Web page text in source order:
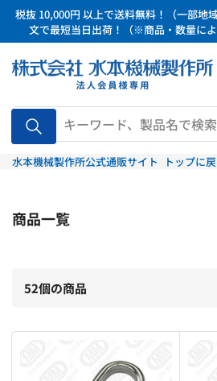
テ
税抜 10,000円 以上で送料無料！（一部地
文で最短当日出荷！（※商品・数量によ
品
番、
キ
ー
ド、
水本機械製作所公式通販サイト トップに
商品一覧
52個の商品